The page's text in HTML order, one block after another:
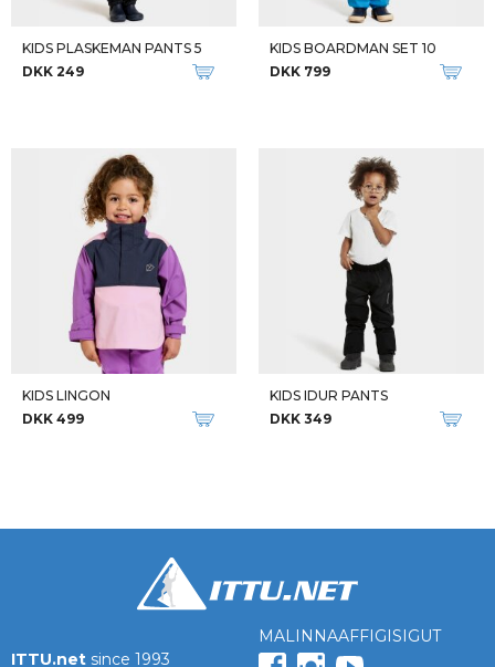
KIDS PLASKEMAN PANTS 5
DKK 249
KIDS BOARDMAN SET 10
DKK 799
KIDS LINGON
DKK 499
KIDS IDUR PANTS
DKK 349
ITTU.net since 1993
MALINNAAFFIGISIGUT